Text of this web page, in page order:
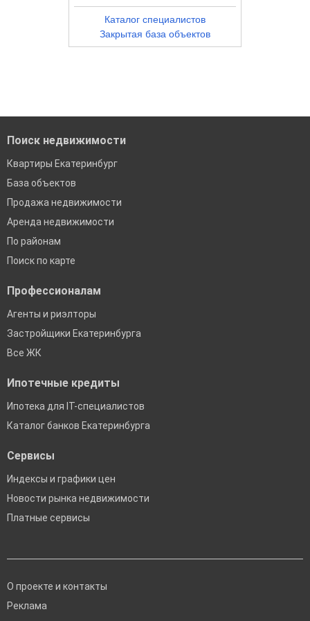
Каталог специалистов
Закрытая база объектов
Поиск недвижимости
Квартиры Екатеринбург
База объектов
Продажа недвижимости
Аренда недвижимости
По районам
Поиск по карте
Профессионалам
Агенты и риэлторы
Застройщики Екатеринбурга
Все ЖК
Ипотечные кредиты
Ипотека для IT-специалистов
Каталог банков Екатеринбурга
Сервисы
Индексы и графики цен
Новости рынка недвижимости
Платные сервисы
О проекте и контакты
Реклама